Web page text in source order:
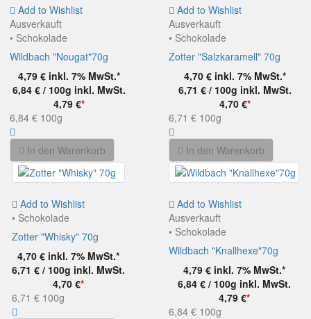
Add to Wishlist
Ausverkauft
• Schokolade
Wildbach "Nougat"70g
4,79 € inkl. 7% MwSt.*
6,84 € / 100g inkl. MwSt.
4,79 €*
6,84 € 100g
In den Warenkorb
Add to Wishlist
Ausverkauft
• Schokolade
Zotter "Salzkaramell" 70g
4,70 € inkl. 7% MwSt.*
6,71 € / 100g inkl. MwSt.
4,70 €*
6,71 € 100g
In den Warenkorb
Add to Wishlist
• Schokolade
Zotter "Whisky" 70g
4,70 € inkl. 7% MwSt.*
6,71 € / 100g inkl. MwSt.
4,70 €*
6,71 € 100g
Add to Wishlist
Ausverkauft
• Schokolade
Wildbach "Knallhexe"70g
4,79 € inkl. 7% MwSt.*
6,84 € / 100g inkl. MwSt.
4,79 €*
6,84 € 100g